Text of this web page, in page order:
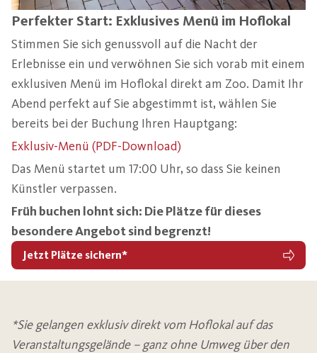
Perfekter Start: Exklusives Menü im Hoflokal
Stimmen Sie sich genussvoll auf die Nacht der
Erlebnisse ein und verwöhnen Sie sich vorab mit einem
exklusiven Menü im Hoflokal direkt am Zoo. Damit Ihr
Abend perfekt auf Sie abgestimmt ist, wählen Sie
bereits bei der Buchung Ihren Hauptgang:
Exklusiv-Menü (PDF-Download)
Das Menü startet um 17:00 Uhr, so dass Sie keinen
Künstler verpassen.
Früh buchen lohnt sich: Die Plätze für dieses
besondere Angebot sind begrenzt!
Jetzt Plätze sichern*
*Sie gelangen exklusiv direkt vom Hoflokal auf das
Veranstaltungsgelände – ganz ohne Umweg über den